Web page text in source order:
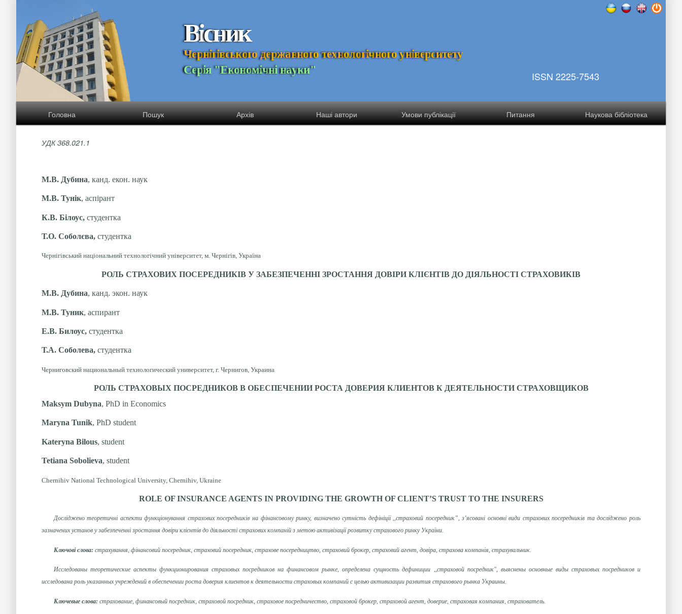
Вісник
Чернігівського державного технологічного університету
Серія "Економічні науки" ISSN 2225-7543
Головна Пошук Архів Наші автори Умови публікації Питання Наукова бібліотека
УДК 368.021.1
М.В. Дубина, канд. екон. наук
М.В. Тунік, аспірант
К.В. Білоус, студентка
Т.О. Соболєва, студентка
Чернігівський національний технологічний університет, м. Чернігів, Україна
РОЛЬ СТРАХОВИХ ПОСЕРЕДНИКІВ У ЗАБЕЗПЕЧЕННІ ЗРОСТАННЯ ДОВІРИ КЛІЄНТІВ ДО ДІЯЛЬНОСТІ СТРАХОВИКІВ
М.В. Дубина, канд. экон. наук
М.В. Туник, аспирант
Е.В. Билоус, студентка
Т.А. Соболева, студентка
Черниговский национальный технологический университет, г. Чернигов, Украина
РОЛЬ СТРАХОВЫХ ПОСРЕДНИКОВ В ОБЕСПЕЧЕНИИ РОСТА ДОВЕРИЯ КЛИЕНТОВ К ДЕЯТЕЛЬНОСТИ СТРАХОВЩИКОВ
Maksym Dubyna, PhD in Economics
Maryna Tunik, PhD student
Kateryna Bilous, student
Tetiana Sobolieva, student
Chernihiv National Technological University, Chernihiv, Ukraine
ROLE OF INSURANCE AGENTS IN PROVIDING THE GROWTH OF CLIENT’S TRUST TO THE INSURERS
Досліджено теоретичні аспекти функціонування страхових посередників на фінансовому ринку, визначено сутність дефініції ,,страховий посередник”, з’ясовані основні види страхових посередників та досліджено роль
зазначених установ у забезпеченні зростання довіри клієнтів до діяльності страхових компаній з метою активізації розвитку страхового ринку України.
Ключові слова: страхування, фінансовий посередник, страховий посередник, страхове посередництво, страховий брокер, страховий агент, довіра, страхова компанія, страхувальник.
Исследованы теоретические аспекты функционирования страховых посредников на финансовом рынке, определена сущность дефиниции ,,страховой посредник", выяснены основные виды страховых посредников и
исследована роль указанных учреждений в обеспечении роста доверия клиентов к деятельности страховых компаний с целью активизации развития страхового рынка Украины.
Ключевые слова: страхование, финансовый посредник, страховой посредник, страховое посредничество, страховой брокер, страховой агент, доверие, страховая компания, страхователь.